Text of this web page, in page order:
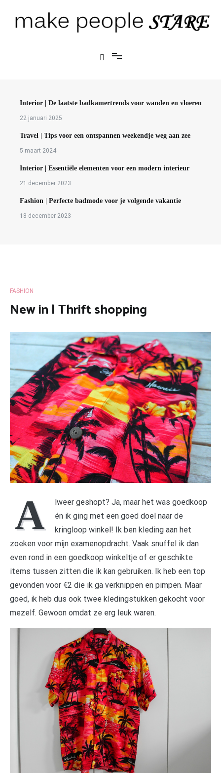
Interior | De laatste badkamertrends voor wanden en vloeren
22 januari 2025
Travel | Tips voor een ontspannen weekendje weg aan zee
5 maart 2024
Interior | Essentiële elementen voor een modern interieur
21 december 2023
Fashion | Perfecte badmode voor je volgende vakantie
18 december 2023
FASHION
New in | Thrift shopping
A
lweer geshopt? Ja, maar het was goedkoop
én ik ging met een goed doel naar de
kringloop winkel! Ik ben kleding aan het
zoeken voor mijn examenopdracht. Vaak snuffel ik dan
even rond in een goedkoop winkeltje of er geschikte
items tussen zitten die ik kan gebruiken. Ik heb een top
gevonden voor €2 die ik ga verknippen en pimpen. Maar
goed, ik heb dus ook twee kledingstukken gekocht voor
mezelf. Gewoon omdat ze erg leuk waren.